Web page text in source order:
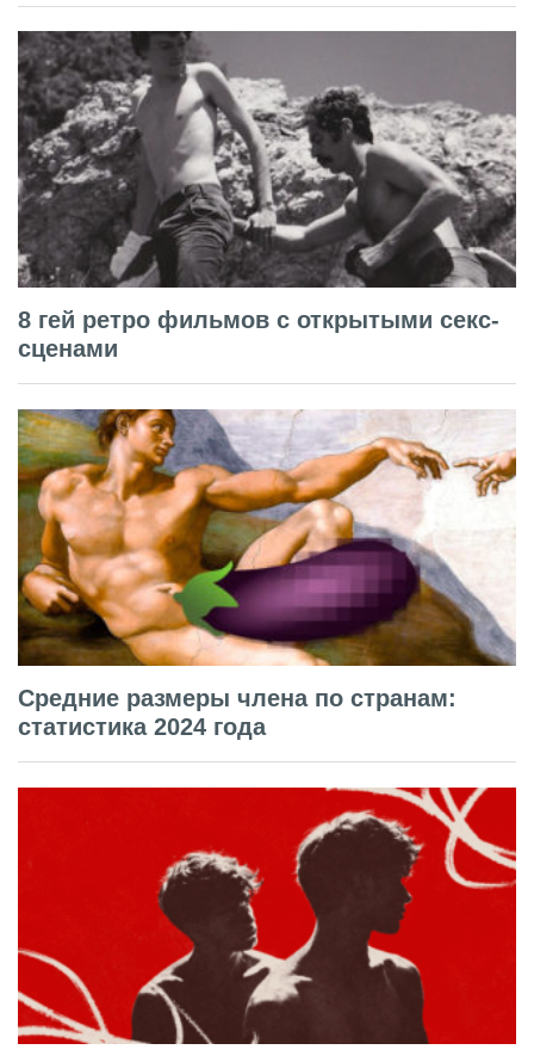
8 гей ретро фильмов с открытыми секс-
сценами
Средние размеры члена по странам:
статистика 2024 года